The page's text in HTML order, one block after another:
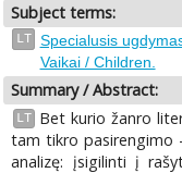
Subject terms:
LT Specialusis
Vaikai / Children.
Summary / Abstract:
LT
Bet kurio žanro
tam tikro pasirengimo
analizę: įsigilinti į